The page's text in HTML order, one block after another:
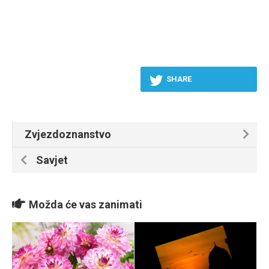
SHARE
Zvjezdoznanstvo
Savjet
Možda će vas zanimati